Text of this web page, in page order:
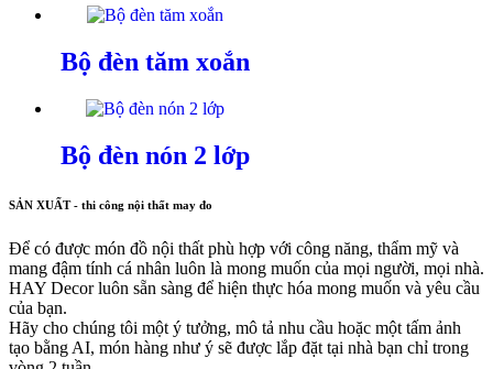
Bộ đèn tăm xoắn
Bộ đèn nón 2 lớp
SẢN XUẤT - thi công nội thất may đo
Để có được món đồ nội thất phù hợp với công năng, thẩm mỹ và
mang đậm tính cá nhân luôn là mong muốn của mọi người, mọi nhà.
HAY Decor luôn sẵn sàng để hiện thực hóa mong muốn và yêu cầu
của bạn.
Hãy cho chúng tôi một ý tưởng, mô tả nhu cầu hoặc một tấm ảnh
tạo bằng AI, món hàng như ý sẽ được lắp đặt tại nhà bạn chỉ trong